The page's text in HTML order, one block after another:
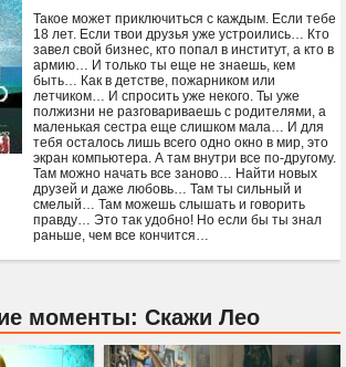
Такое может приключиться с каждым. Если тебе
18 лет. Если твои друзья уже устроились… Кто
завел свой бизнес, кто попал в институт, а кто в
армию… И только ты еще не знаешь, кем
быть… Как в детстве, пожарником или
летчиком… И спросить уже некого. Ты уже
полжизни не разговариваешь с родителями, а
маленькая сестра еще слишком мала… И для
тебя осталось лишь всего одно окно в мир, это
экран компьютера. А там внутри все по-другому.
Там можно начать все заново… Найти новых
друзей и даже любовь… Там ты сильный и
смелый… Там можешь слышать и говорить
правду… Это так удобно! Но если бы ты знал
раньше, чем все кончится…
моменты: Скажи Лео